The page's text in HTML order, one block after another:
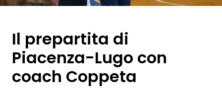
Il prepartita di
Piacenza-Lugo con
coach Coppeta